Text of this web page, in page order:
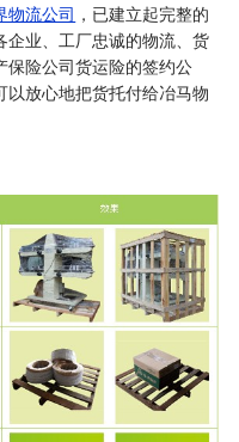
物流公司 ，已建立起完整的
企业、工厂忠诚的物流、货
保险公司货运险的签约公
放心地把货托付给冶马物